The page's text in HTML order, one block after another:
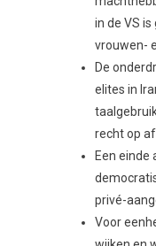
Beperkte
regime
de
kracht
Overal in
en alle
zoals de
Open alle